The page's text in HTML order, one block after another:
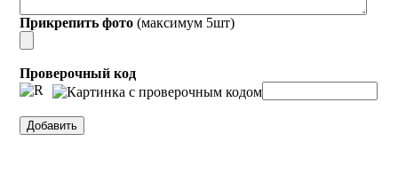
Прикрепить фото (максимум 5шт)
Проверочный код